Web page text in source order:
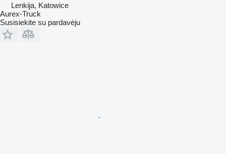
Lenkija, Katowice
Aurex-Truck
Susisiekite su pardavėju